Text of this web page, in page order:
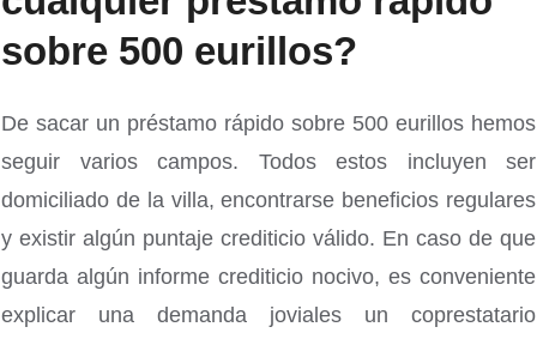
sobre 500 eurillos?
De sacar un préstamo rápido sobre 500 eurillos hemos
seguir varios campos. Todos estos incluyen ser
domiciliado de la villa, encontrarse beneficios regulares
y existir algún puntaje crediticio válido. En caso de que
guarda algún informe crediticio nocivo, es conveniente
explicar una demanda joviales un coprestatario